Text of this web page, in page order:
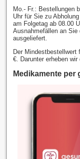
Mo.- Fr.: Bestellungen
Uhr für Sie zu
am Folgetag ab 08.00
Ausnahmefällen an Sie
ausgeliefert.
Der Mindestbestellwert
€. Darunter erheben
Medikamente per